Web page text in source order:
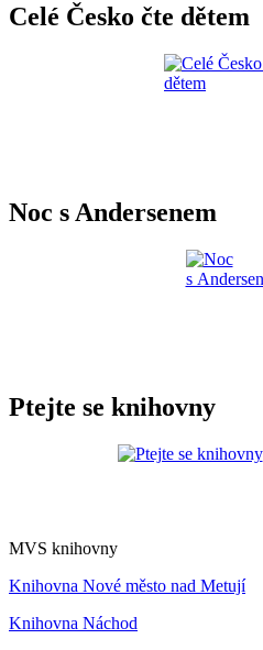
Celé Česko čte dětem
Noc s Andersenem
Ptejte se knihovny
MVS knihovny
Knihovna Nové město nad Metují
Knihovna Náchod